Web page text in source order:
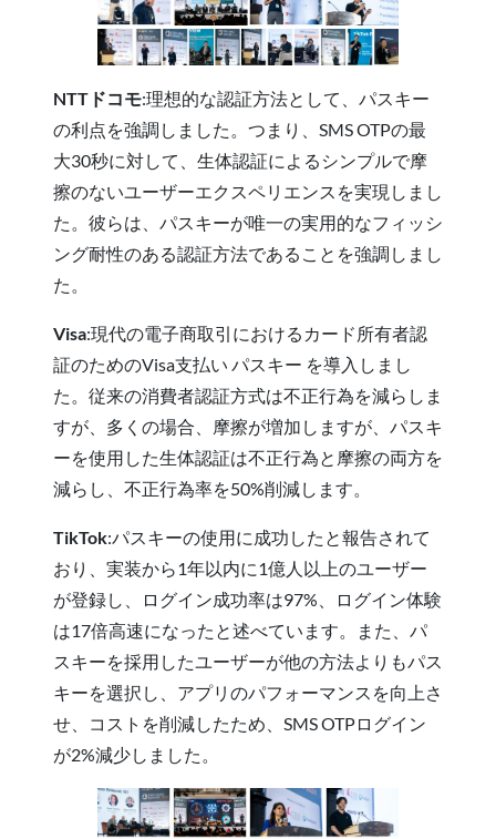
NTTドコモ:理想的な認証方法として、パスキー
の利点を強調しました。つまり、SMS OTPの最
大30秒に対して、生体認証によるシンプルで摩
擦のないユーザーエクスペリエンスを実現しまし
た。彼らは、パスキーが唯一の実用的なフィッシ
ング耐性のある認証方法であることを強調しまし
た。
Visa:現代の電子商取引におけるカード所有者認
証のためのVisa支払い パスキー を導入しまし
た。従来の消費者認証方式は不正行為を減らしま
すが、多くの場合、摩擦が増加しますが、パスキ
ーを使用した生体認証は不正行為と摩擦の両方を
減らし、不正行為率を50%削減します。
TikTok:パスキーの使用に成功したと報告されて
おり、実装から1年以内に1億人以上のユーザー
が登録し、ログイン成功率は97%、ログイン体験
は17倍高速になったと述べています。また、パ
スキーを採用したユーザーが他の方法よりもパス
キーを選択し、アプリのパフォーマンスを向上さ
せ、コストを削減したため、SMS OTPログイン
が2%減少しました。